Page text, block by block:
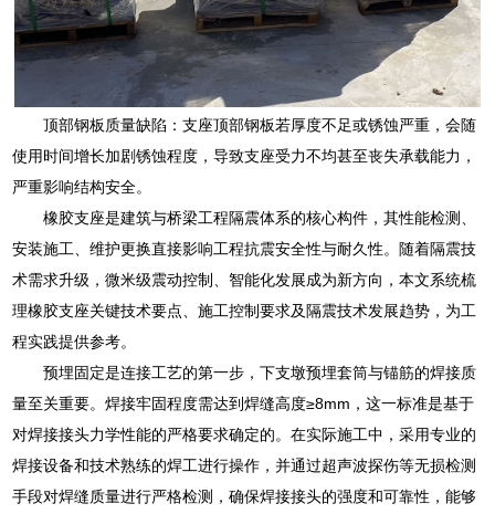
顶部钢板质量缺陷：支座顶部钢板若厚度不足或锈蚀严重，会随
使用时间增长加剧锈蚀程度，导致支座受力不均甚至丧失承载能力，
严重影响结构安全。
橡胶支座是建筑与桥梁工程隔震体系的核心构件，其性能检测、
安装施工、维护更换直接影响工程抗震安全性与耐久性。随着隔震技
术需求升级，微米级震动控制、智能化发展成为新方向，本文系统梳
理橡胶支座关键技术要点、施工控制要求及隔震技术发展趋势，为工
程实践提供参考。
预埋固定是连接工艺的第一步，下支墩预埋套筒与锚筋的焊接质
量至关重要。焊接牢固程度需达到焊缝高度≥8mm，这一标准是基于
对焊接接头力学性能的严格要求确定的。在实际施工中，采用专业的
焊接设备和技术熟练的焊工进行操作，并通过超声波探伤等无损检测
手段对焊缝质量进行严格检测，确保焊接接头的强度和可靠性，能够